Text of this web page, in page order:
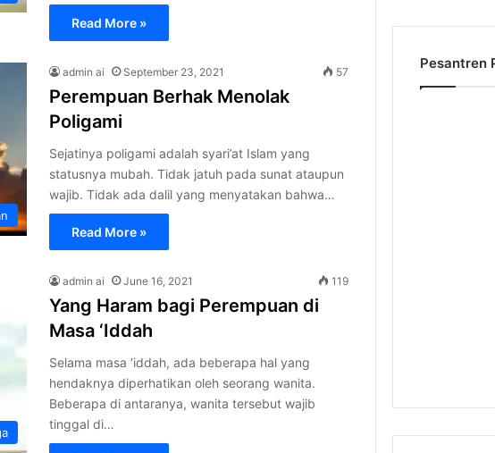
Read More »
admin ai September 23, 2021 57
Perempuan Berhak Menolak
Poligami
Sejatinya poligami adalah syari’at Islam yang
statusnya mubah. Tidak jatuh pada sunat ataupun
wajib. Tidak ada dalil yang menyatakan bahwa…
Read More »
admin ai June 16, 2021 119
Yang Haram bagi Perempuan di
Masa ‘Iddah
Selama masa ‘iddah, ada beberapa hal yang
hendaknya diperhatikan oleh seorang wanita.
Beberapa di antaranya, wanita tersebut wajib
tinggal di…
Pesantren